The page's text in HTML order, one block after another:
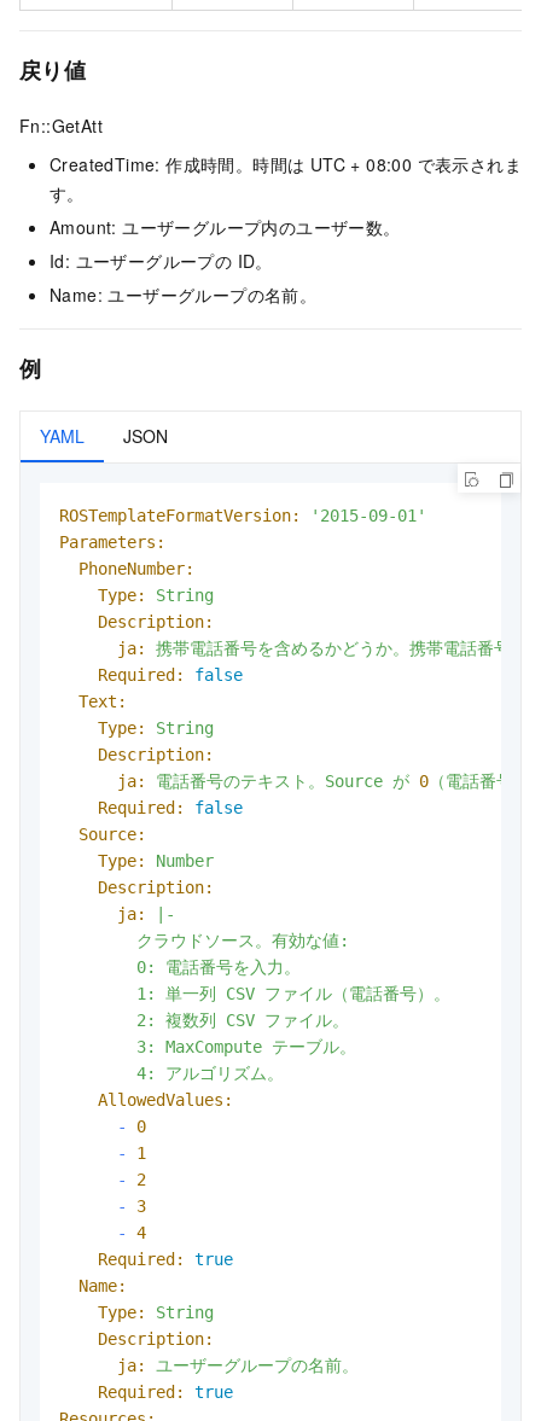
戻り値
Fn::GetAtt
CreatedTime: 作成時間。時間は UTC + 08:00 で表示されま
す。
Amount: ユーザーグループ内のユーザー数。
Id: ユーザーグループの ID。
Name: ユーザーグループの名前。
例
YAML JSON
ROSTemplateFormatVersion:
'2015-09-01'
Parameters:
PhoneNumber:
Type:
String
Description:
ja:
携帯電話番号を含めるかどうか。携帯電話番号を
Required:
false
Text:
Type:
String
Description:
ja:
電話番号のテキスト。Source が 0 （電話番号
Required:
false
Source:
Type:
Number
Description:
ja:
|-
        クラウドソース。有効な値:
        0: 電話番号を入力。
        1: 単一列 CSV ファイル（電話番号）。
        2: 複数列 CSV ファイル。
        3: MaxCompute テーブル。
AllowedValues:
-
0
-
1
-
2
-
3
-
4
Required:
true
Name:
Type:
String
Description:
ja:
ユーザーグループの名前。
Required:
true